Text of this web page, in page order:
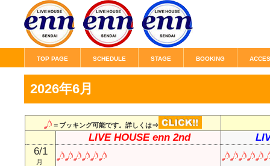
2026年6月
＝ブッキング可能です。詳しくは⇒
LIVE HOUSE enn 2nd
6/1
月
TOP PAGE SCHEDULE STAGE BOOKING